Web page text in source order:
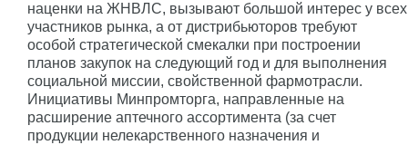
наценки на ЖНВЛС, вызывают большой интерес у всех
участников рынка, а от дистрибьюторов требуют
особой стратегической смекалки при построении
планов закупок на следующий год и для выполнения
социальной миссии, свойственной фармотрасли.
Инициативы Минпромторга, направленные на
расширение аптечного ассортимента (за счет
продукции нелекарственного назначения и